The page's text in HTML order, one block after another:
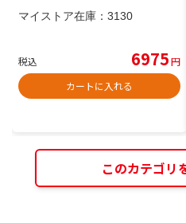
マイストア在庫： 3130
税込 6975円
カートに入れる
このカテゴリ